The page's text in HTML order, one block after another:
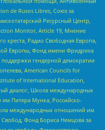
de Rusos Libres, Союз за
Ресурсный Центр,
Monitor, Article 19, Мнение
креста, Радио Свободная Европа,
Европы, Фонд имени Фридриха
гендерной демократии
American Councils for
of International Education,
диалог, Школа международных
Питера Мунка, Российско-
международных отношений им
Фонд Бориса Немцова за